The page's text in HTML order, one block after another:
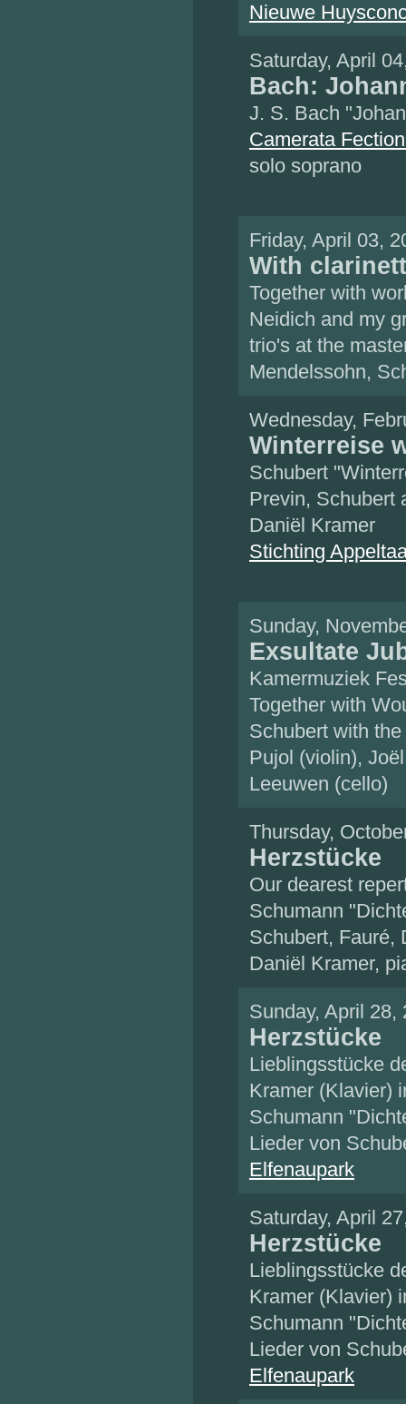
Nieuwe
Saturday, April
Bach:
J. S. Bach
Camerata
solo soprano
Friday, April 03,
With
Together with
Neidich and my
trio's at the
Mendelssohn,
Wednesday,
Winterreise
Schubert
Previn, Schubert
Daniël Kramer
Stichting
Sunday,
Exsultate
Kamermuziek
Together with
Schubert with
Pujol (violin),
Leeuwen (cello)
Thursday,
Herzstücke
Our dearest
Schumann
Schubert, Fauré,
Daniël Kramer,
Sunday, April 28,
Herzstücke
Lieblingsstücke
Kramer (Klavier)
Schumann
Lieder von
Elfenaupark
Saturday, April
Herzstücke
Lieblingsstücke
Kramer (Klavier)
Schumann
Lieder von
Elfenaupark